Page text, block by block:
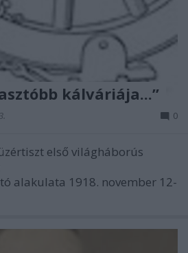
kálváriája...”
0
első világháborús
alakulata 1918. november 12-